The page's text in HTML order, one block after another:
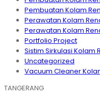
Pembuatan Kolam
Perawatan Kolam
Perawatan Kolam
Portfolio Project
Sistim Sirkulasi Kolam
Uncategorized
Vacuum Cleaner
TANGERANG